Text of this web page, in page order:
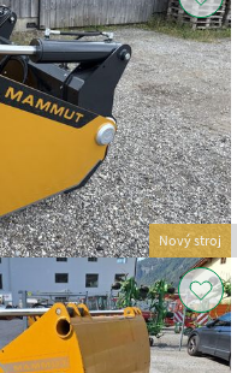
Nový stroj